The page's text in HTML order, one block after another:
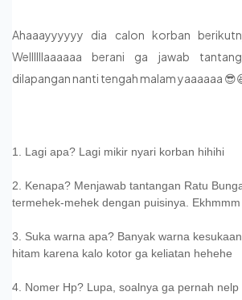
Ahaaayyyyyy dia calon korban
Wellllllaaaaaa berani ga jawab
dilapangan nanti tengah malam yaaaaaa
1. Lagi apa? Lagi mikir nyari korban hihihi
2. Kenapa? Menjawab tantangan Ratu
termehek-mehek dengan puisinya. Ekhmmm
3. Suka warna apa? Banyak warna
hitam karena kalo kotor ga keliatan hehehe
4. Nomer Hp? Lupa, soalnya ga pernah